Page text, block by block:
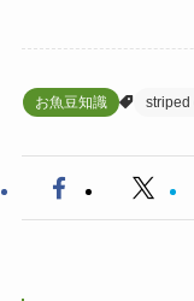
お魚豆知識 striped